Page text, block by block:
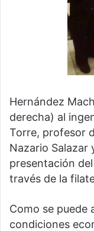
Hernández
derecha) al
Torre, profesor
Nazario Salazar
presentación
través de la
Como se puede
condiciones